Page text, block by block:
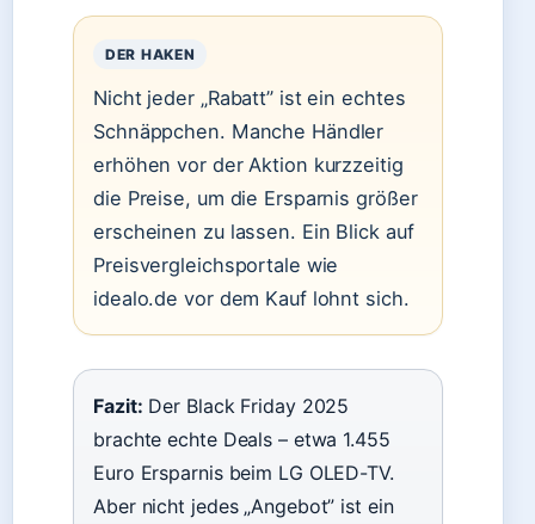
DER HAKEN
Nicht jeder „Rabatt” ist ein echtes
Schnäppchen. Manche Händler
erhöhen vor der Aktion kurzzeitig
die Preise, um die Ersparnis größer
erscheinen zu lassen. Ein Blick auf
Preisvergleichsportale wie
idealo.de vor dem Kauf lohnt sich.
Fazit: Der Black Friday 2025
brachte echte Deals – etwa 1.455
Euro Ersparnis beim LG OLED-TV.
Aber nicht jedes „Angebot” ist ein